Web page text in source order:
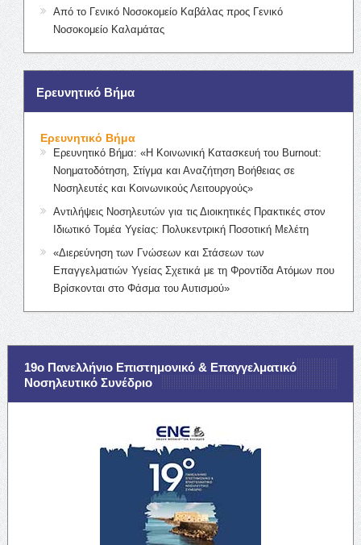
Από το Γενικό Νοσοκομείο Καβάλας προς Γενικό
Νοσοκομείο Καλαμάτας
Ερευνητικό Βήμα
Ερευνητικό Βήμα
Ερευνητικό Βήμα: «Η Κοινωνική Κατασκευή του Burnout:
Νοηματοδότηση, Στίγμα και Αναζήτηση Βοήθειας σε
Νοσηλευτές και Κοινωνικούς Λειτουργούς»
Αντιλήψεις Νοσηλευτών για τις Διοικητικές Πρακτικές στον
Ιδιωτικό Τομέα Υγείας: Πολυκεντρική Ποσοτική Μελέτη
«Διερεύνηση των Γνώσεων και Στάσεων των
Επαγγελματιών Υγείας Σχετικά με τη Φροντίδα Ατόμων που
Βρίσκονται στο Φάσμα του Αυτισμού»
19ο Πανελλήνιο Επιστημονικό & Επαγγελματικό
Νοσηλευτικό Συνέδριο